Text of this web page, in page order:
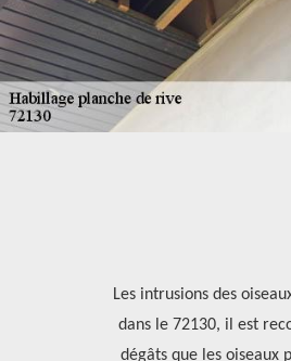
Les intrusions des
dans le 72130, il est
dégâts que les oiseaux